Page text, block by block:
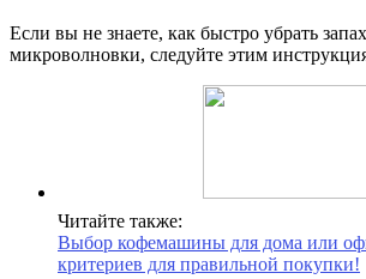
Если вы не знаете, как быстро убрать
микроволновки, следуйте этим
Читайте также:
Выбор кофемашины для дома или
критериев для правильной покупки!